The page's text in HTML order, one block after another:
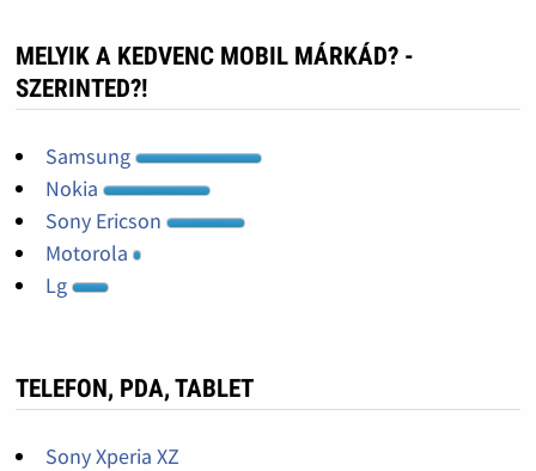
MELYIK A KEDVENC MOBIL MÁRKÁD? -
SZERINTED?!
Samsung
Nokia
Sony Ericson
Motorola
Lg
TELEFON, PDA, TABLET
Sony Xperia XZ